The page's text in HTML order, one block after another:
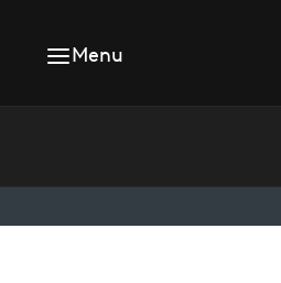
Menu